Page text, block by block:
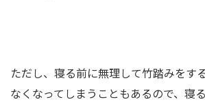
ただし、寝る前に無理して竹踏みをす
なくなってしまうこともあるので、寝